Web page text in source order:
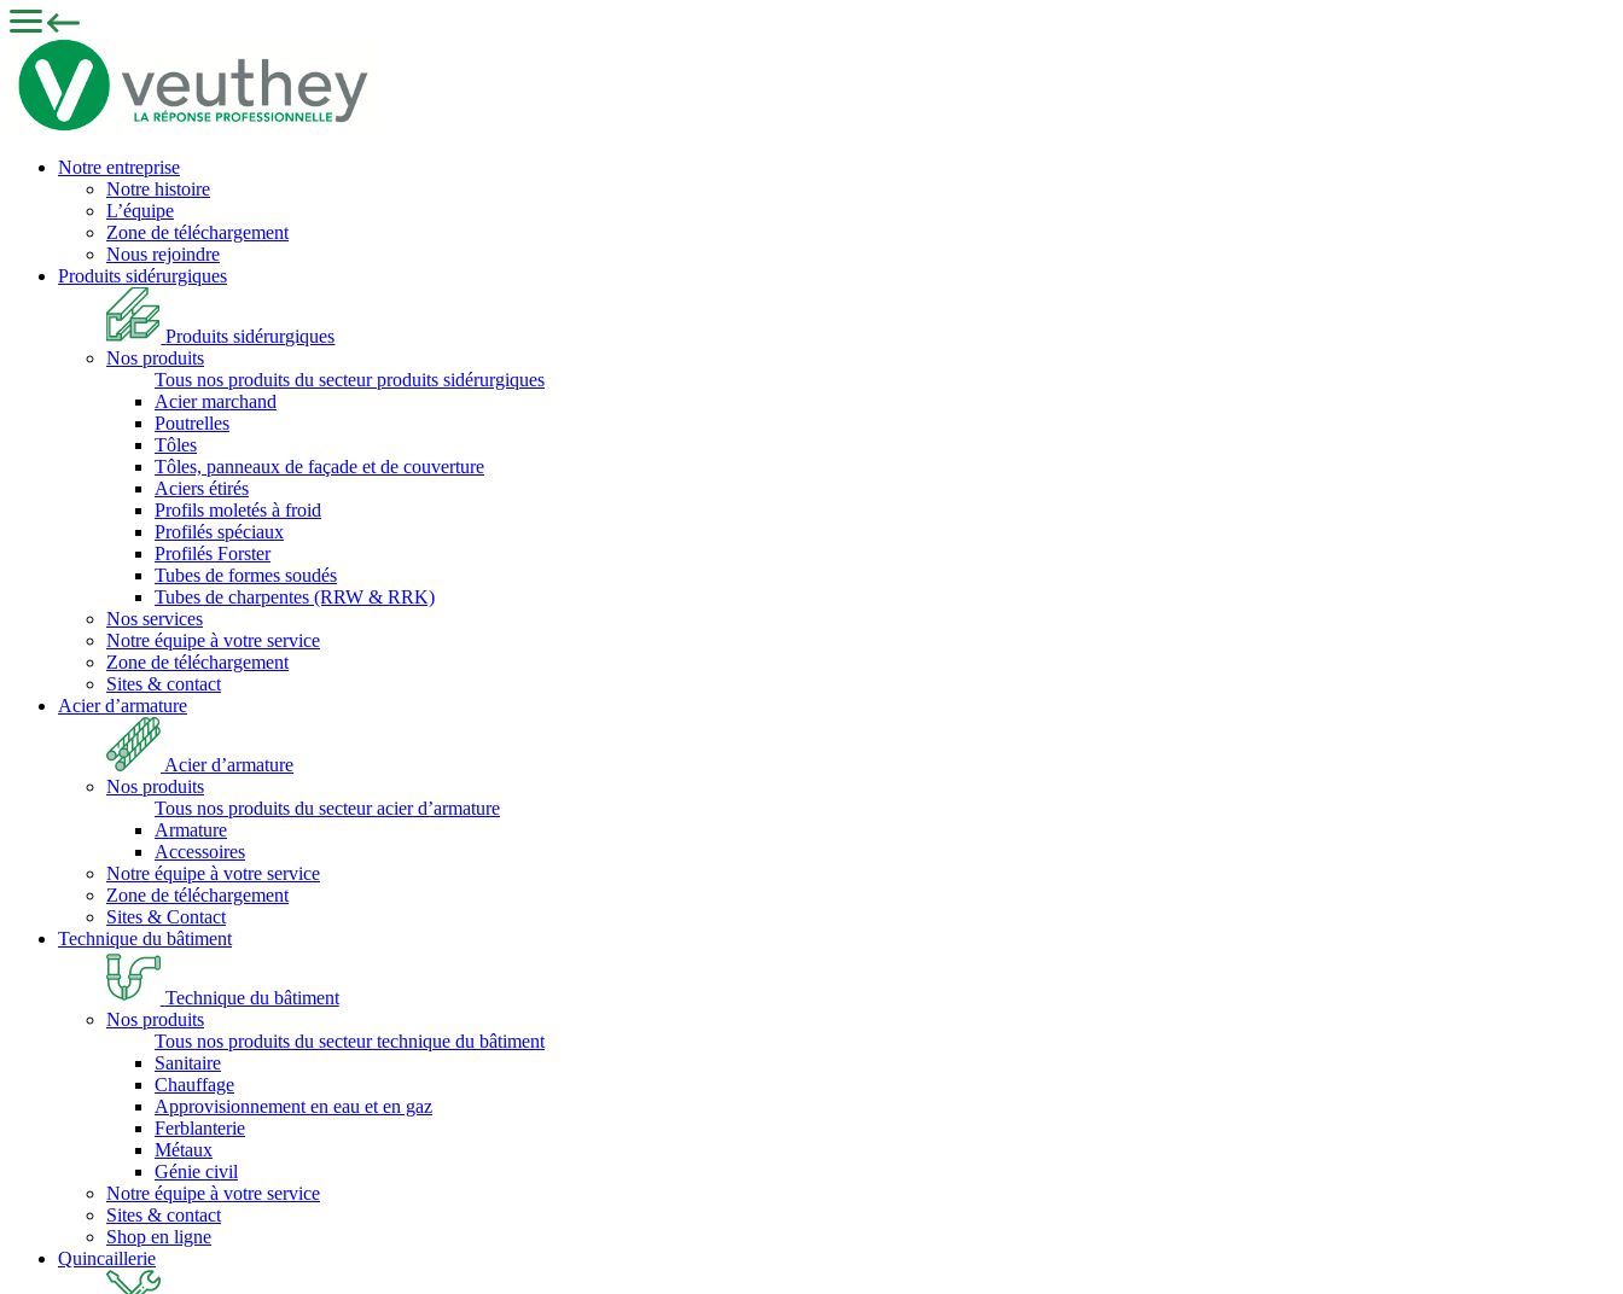
Notre entreprise
Notre histoire
L’équipe
Zone de téléchargement
Nous rejoindre
Produits sidérurgiques
Produits sidérurgiques
Nos produits
Tous nos produits du secteur produits sidérurgiques
Acier marchand
Poutrelles
Tôles
Tôles, panneaux de façade et de couverture
Aciers étirés
Profils moletés à froid
Profilés spéciaux
Profilés Forster
Tubes de formes soudés
Tubes de charpentes (RRW & RRK)
Nos services
Notre équipe à votre service
Zone de téléchargement
Sites & contact
Acier d’armature
Acier d’armature
Nos produits
Tous nos produits du secteur acier d’armature
Armature
Accessoires
Notre équipe à votre service
Zone de téléchargement
Sites & Contact
Technique du bâtiment
Technique du bâtiment
Nos produits
Tous nos produits du secteur technique du bâtiment
Sanitaire
Chauffage
Approvisionnement en eau et en gaz
Ferblanterie
Métaux
Génie civil
Notre équipe à votre service
Sites & contact
Shop en ligne
Quincaillerie